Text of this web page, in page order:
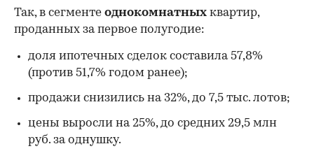
Так, в сегменте однокомнатных квартир,
проданных за первое полугодие:
доля ипотечных сделок составила 57,8%
(против 51,7% годом ранее);
продажи снизились на 32%, до 7,5 тыс. лотов;
цены выросли на 25%, до средних 29,5 млн
руб. за однушку.